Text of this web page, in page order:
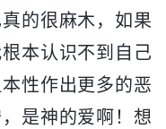
的很麻木，如果
本认识不到自己
性作出更多的恶
是神的爱啊！想